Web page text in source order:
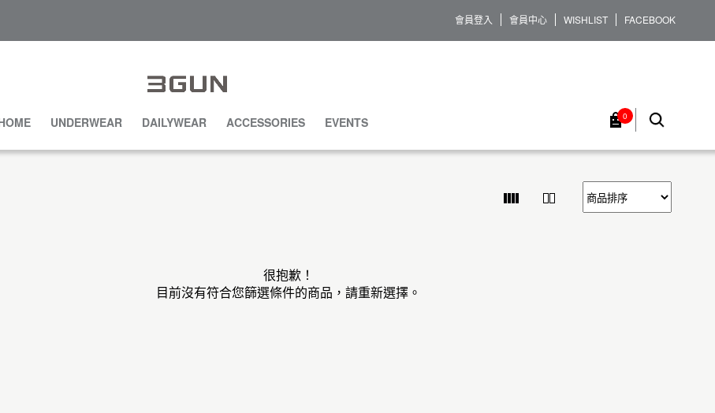
會員登入 會員中心 WISHLIST FACEBOOK
UNDERWEAR DAILYWEAR ACCESSORIES EVENTS 0
很抱歉！
目前沒有符合您篩選條件的商品，請重新選擇。